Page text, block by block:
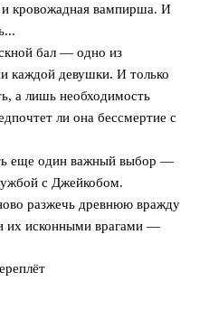
и кровожадная вампирша. И
бал — одно из
каждой девушки. И только
а лишь необходимость
ли она бессмертие с
еще один важный выбор —
с Джейкобом.
разжечь древнюю вражду
их исконными врагами —